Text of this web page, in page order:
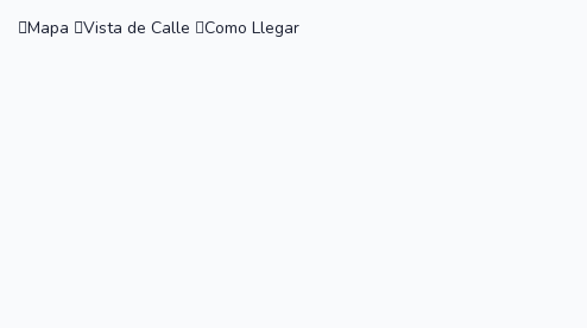
Mapa Vista de Calle Como Llegar